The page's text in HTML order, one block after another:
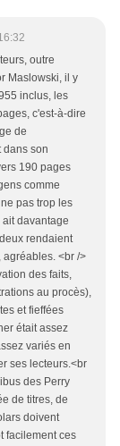
outre
Maslowski, il y
inclus, les
c'est-à-dire
de
dans son
190 pages
comme
pas trop les
davantage
rendaient
<br />
des faits,
au procès),
et fieffées
était assez
variés en
ses lecteurs.<br
des Perry
de titres, de
doivent
facilement ces